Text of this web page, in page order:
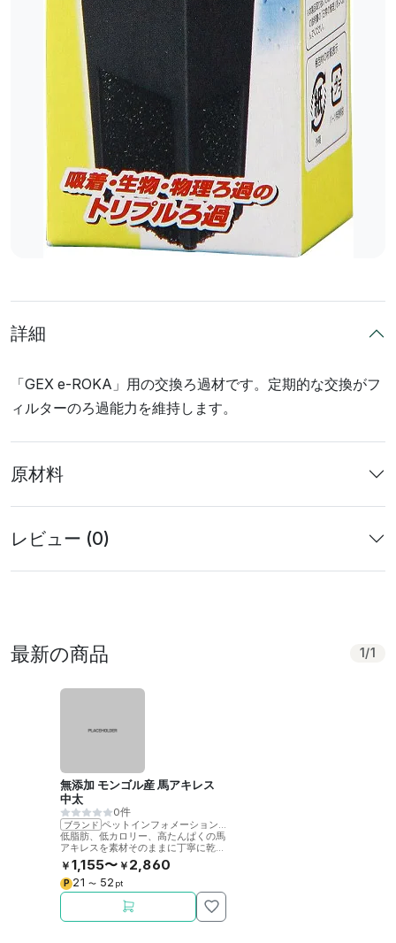
詳細
「GEX e-ROKA」用の交換ろ過材です。定期的な交換がフ
ィルターのろ過能力を維持します。
原材料
レビュー (0)
最新の商品 1 /1
無添加 モンゴル産 馬アキレス
中太
0件
ブランド
低脂肪、低カロリー、高たんぱくの馬
アキレスを素材そのままに丁寧に乾燥
させました。噛むことで歯の健康をサ
ポート。
￥ 1,155〜 ￥ 2,860
P 21 〜 52 pt